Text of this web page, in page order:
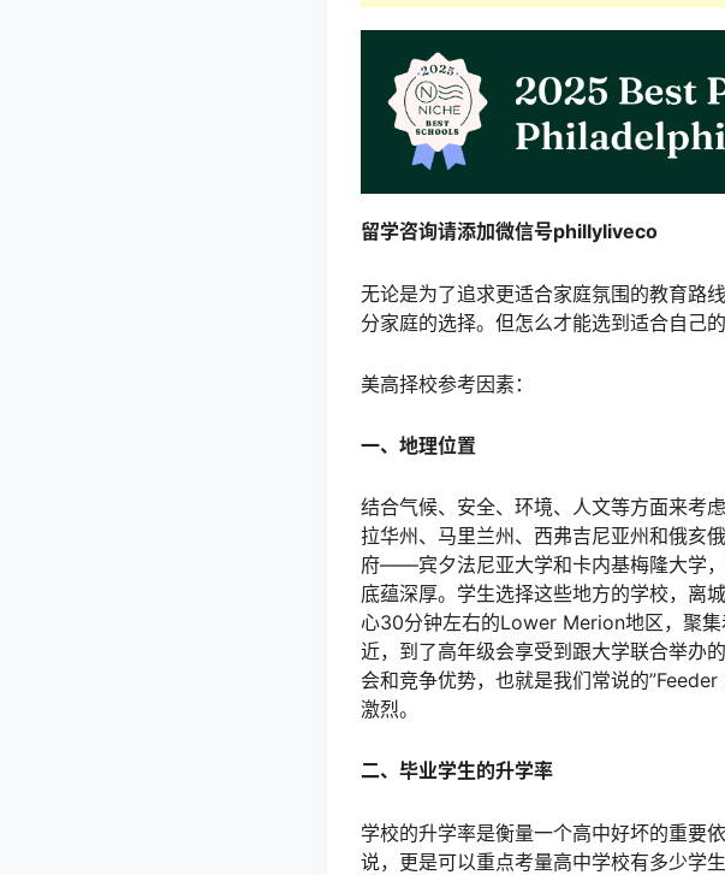
留学咨询请添加微信号phillyliveco
无论是为了追求更适合家庭氛围的教育路
分家庭的选择。但怎么才能选到适合自己
美高择校参考因素：
一、地理位置
结合气候、安全、环境、人文等方面来考
拉华州、马里兰州、西弗吉尼亚州和俄亥
府——宾夕法尼亚大学和卡内基梅隆大学
底蕴深厚。学生选择这些地方的学校，离
心30分钟左右的Lower Merion地区，聚
近，到了高年级会享受到跟大学联合举办
会和竞争优势，也就是我们常说的
激烈。
二、毕业学生的升学率
学校的升学率是衡量一个高中好坏的重要
说，更是可以重点考量高中学校有多少学